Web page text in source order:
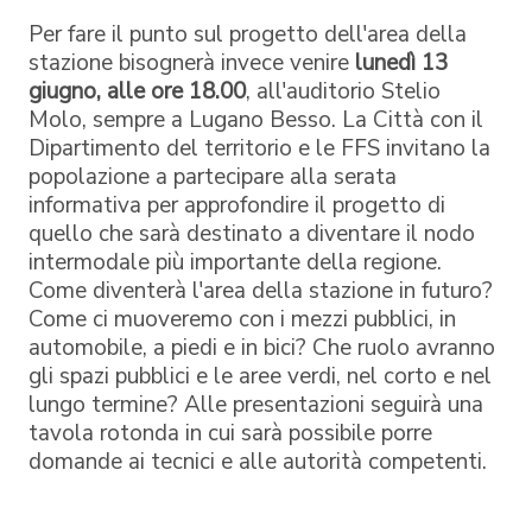
Per fare il punto sul progetto dell'area della
stazione bisognerà invece venire lunedì 13
giugno, alle ore 18.00, all'auditorio Stelio
Molo, sempre a Lugano Besso. La Città con il
Dipartimento del territorio e le FFS invitano la
popolazione a partecipare alla serata
informativa per approfondire il progetto di
quello che sarà destinato a diventare il nodo
intermodale più importante della regione.
Come diventerà l'area della stazione in futuro?
Come ci muoveremo con i mezzi pubblici, in
automobile, a piedi e in bici? Che ruolo avranno
gli spazi pubblici e le aree verdi, nel corto e nel
lungo termine? Alle presentazioni seguirà una
tavola rotonda in cui sarà possibile porre
domande ai tecnici e alle autorità competenti.